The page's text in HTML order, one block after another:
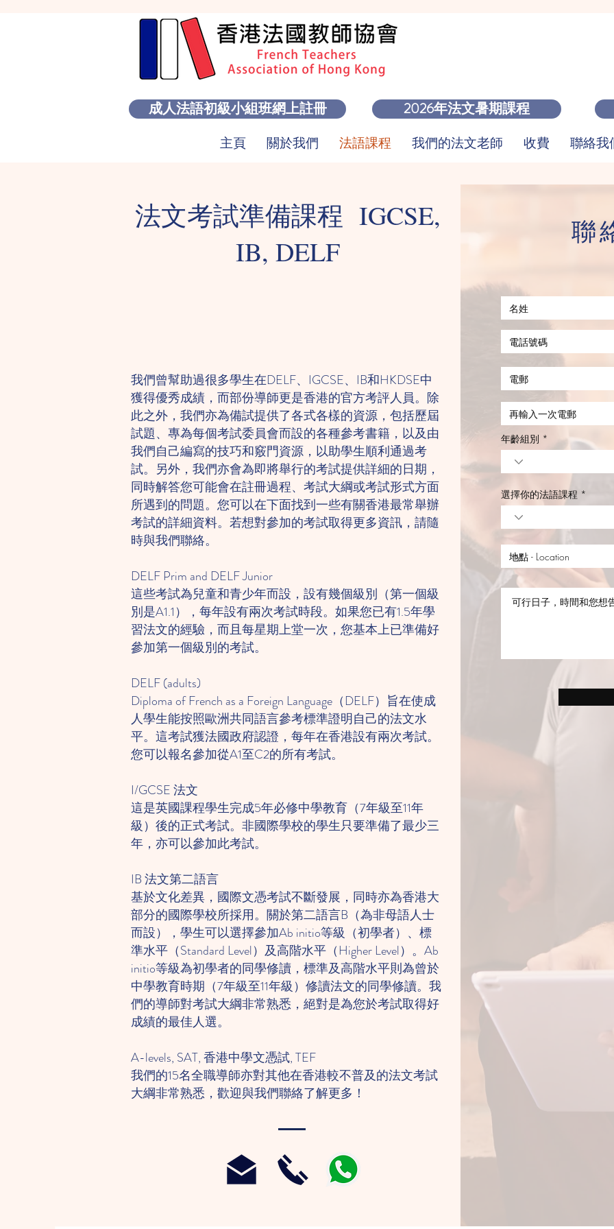
成人法語初級小組班網上註冊 2026年法文暑期課程
主頁 關於我們 法語課程 我們的法文老師 收費 聯絡我
法文考試準備課程 IGCSE,
IB, DELF
我們曾幫助過很多學生在DELF、IGCSE、IB和HKDSE中
獲得優秀成績，而部份導師更是香港的官方考評人員。除
此之外，我們亦為備試提供了各式各樣的資源，包括歷屆
試題、專為每個考試委員會而設的各種參考書籍，以及由
我們自己編寫的技巧和竅門資源，以助學生順利通過考
試。另外，我們亦會為即將舉行的考試提供詳細的日期，
同時解答您可能會在註冊過程、考試大綱或考試形式方面
所遇到的問題。您可以在下面找到一些有關香港最常舉辦
考試的詳細資料。若想對參加的考試取得更多資訊，請隨
時與我們聯絡。
DELF Prim and DELF Junior
這些考試為兒童和青少年而設，設有幾個級別（第一個級
別是A1.1），每年設有兩次考試時段。如果您已有1.5年學
習法文的經驗，而且每星期上堂一次，您基本上已準備好
參加第一個級別的考試。
DELF (adults)​
Diploma of French as a Foreign Language（DELF）旨在使成
人學生能按照歐洲共同語言參考標準證明自己的法文水
平。這考試獲法國政府認證，每年在香港設有兩次考試。
您可以報名參加從A1至C2的所有考試。
I/GCSE 法文
這是英國課程學生完成5年必修中學教育（7年級至11年
級）後的正式考試。非國際學校的學生只要準備了最少三
年，亦可以參加此考試。
IB 法文第二語言
基於文化差異，國際文憑考試不斷發展，同時亦為香港大
部分的國際學校所採用。關於第二語言B（為非母語人士
而設），學生可以選擇參加Ab initio等級（初學者）、標
準水平（Standard Level）及高階水平（Higher Level）。Ab
initio等級為初學者的同學修讀，標準及高階水平則為曾於
中學教育時期（7年級至11年級）修讀法文的同學修讀。我
們的導師對考試大綱非常熟悉，絕對是為您於考試取得好
成績的最佳人選。
A-levels, SAT, 香港中學文憑試, TEF
我們的15名全職導師亦對其他在香港較不普及的法文考試
大綱非常熟悉，歡迎與我們聯絡了解更多！
聯
年齡組別
選擇你的法語課程